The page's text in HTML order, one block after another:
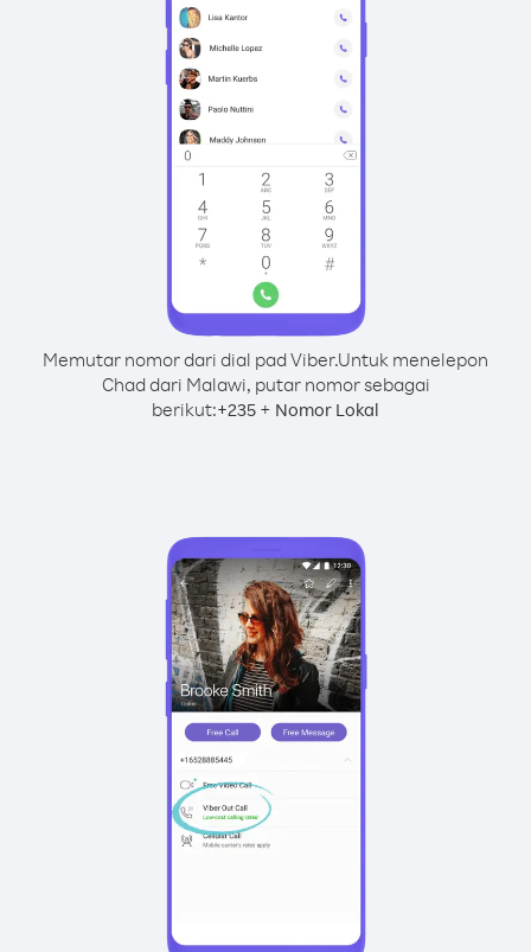
Memutar nomor dari dial pad Viber.Untuk menelepon
Chad dari Malawi, putar nomor sebagai
berikut:+235 + Nomor Lokal